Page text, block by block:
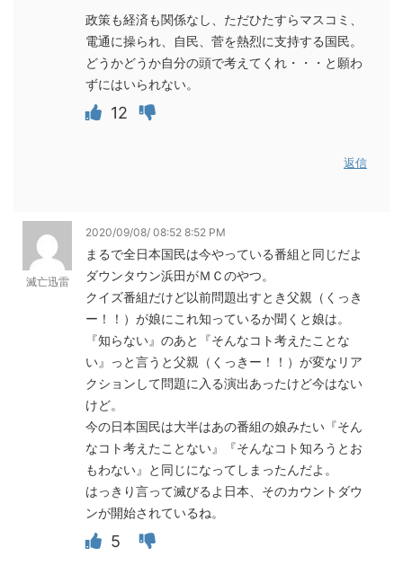
政策も経済も関係なし、ただひたすらマスコミ、
電通に操られ、自民、菅を熱烈に支持する国民。
どうかどうか自分の頭で考えてくれ・・・と願わ
ずにはいられない。
12
返信
滅亡迅雷
2020/09/08/ 08:52 8:52 PM
まるで全日本国民は今やっている番組と同じだよ
ダウンタウン浜田がＭＣのやつ。
クイズ番組だけど以前問題出すとき父親（くっき
ー！！）が娘にこれ知っているか聞くと娘は。
『知らない』のあと『そんなコト考えたことな
い』っと言うと父親（くっきー！！）が変なリア
クションして問題に入る演出あったけど今はない
けど。
今の日本国民は大半はあの番組の娘みたい『そん
なコト考えたことない』『そんなコト知ろうとお
もわない』と同じになってしまったんだよ。
はっきり言って滅びるよ日本、そのカウントダウ
ンが開始されているね。
5